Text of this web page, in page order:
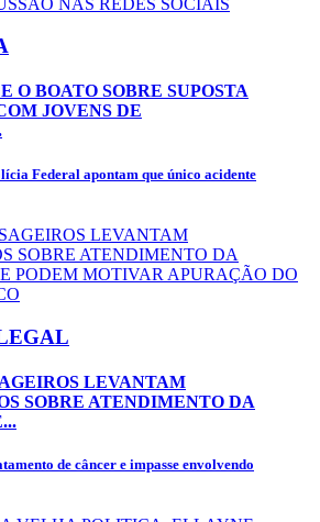
O BOATO SOBRE SUPOSTA
JOVENS DE
Federal apontam que único acidente
LEVANTAM
SOBRE ATENDIMENTO DA
de câncer e impasse envolvendo